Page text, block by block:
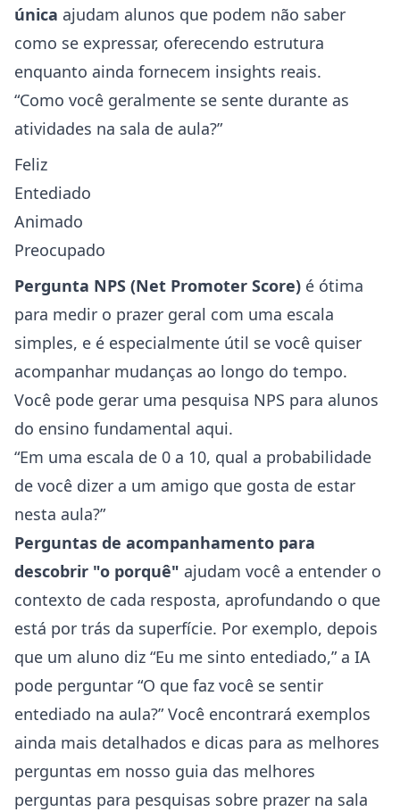
única ajudam alunos que podem não saber
como se expressar, oferecendo estrutura
enquanto ainda fornecem insights reais.
“Como você geralmente se sente durante as
atividades na sala de aula?”
Feliz
Entediado
Animado
Preocupado
Pergunta NPS (Net Promoter Score) é ótima
para medir o prazer geral com uma escala
simples, e é especialmente útil se você quiser
acompanhar mudanças ao longo do tempo.
Você pode gerar uma pesquisa NPS para alunos
do ensino fundamental aqui.
“Em uma escala de 0 a 10, qual a probabilidade
de você dizer a um amigo que gosta de estar
nesta aula?”
Perguntas de acompanhamento para
descobrir "o porquê" ajudam você a entender o
contexto de cada resposta, aprofundando o que
está por trás da superfície. Por exemplo, depois
que um aluno diz “Eu me sinto entediado,” a IA
pode perguntar “O que faz você se sentir
entediado na aula?” Você encontrará exemplos
ainda mais detalhados e dicas para as melhores
perguntas em nosso guia das melhores
perguntas para pesquisas sobre prazer na sala